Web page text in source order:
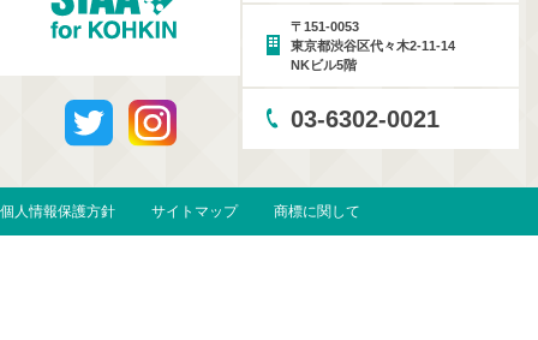
〒151-0053
東京都渋谷区代々木2-11-14
NKビル5階
03-6302-0021
個人情報保護方針 サイトマップ 商標に関して